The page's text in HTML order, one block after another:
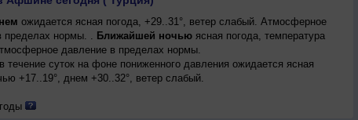
ожидается ясная погода, +29..31°, ветер слабый. Атмосферное
пределах нормы. . Ближайшей ночьюясная погода, температура
давление в пределах нормы.
течение суток на фоне пониженного давления ожидается ясная
+17..19°, днем +30..32°, ветер слабый.